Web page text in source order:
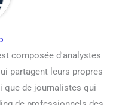
composée d'analystes
partagent leurs propres
que de journalistes qui